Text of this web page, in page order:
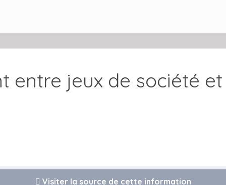
entre jeux de société
Visiter la source de cette information